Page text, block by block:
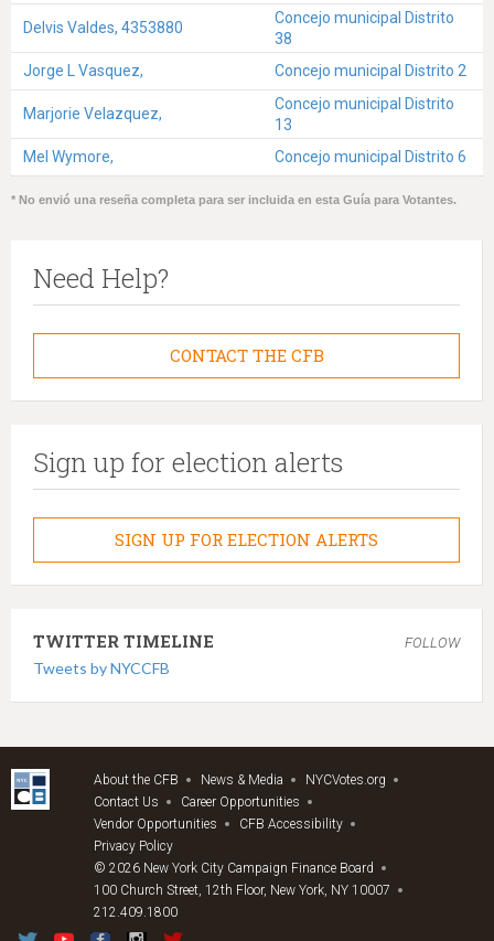
Delvis Valdes, 4353880
Concejo municipal Distrito
38
Jorge L Vasquez,
Concejo municipal Distrito 2
Marjorie Velazquez,
Concejo municipal Distrito
13
Mel Wymore,
Concejo municipal Distrito 6
* No envió una reseña completa para ser incluida en esta Guía para Votantes.
Need Help?
CONTACT THE CFB
Sign up for election alerts
SIGN UP FOR ELECTION ALERTS
TWITTER TIMELINE FOLLOW
Tweets by NYCCFB
About the CFB News & Media
NYCVotes.org
Contact Us
Career Opportunities
Vendor Opportunities
CFB Accessibility
Privacy Policy
© 2026 New York City Campaign Finance Board
100 Church Street, 12th Floor, New York, NY 10007
212.409.1800